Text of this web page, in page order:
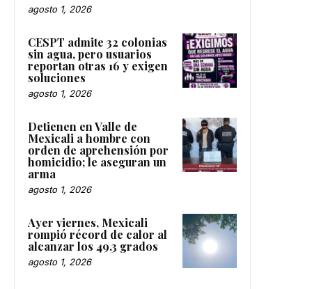
agosto 1, 2026
CESPT admite 32 colonias
sin agua, pero usuarios
reportan otras 16 y exigen
soluciones
agosto 1, 2026
Detienen en Valle de
Mexicali a hombre con
orden de aprehensión por
homicidio; le aseguran un
arma
agosto 1, 2026
Ayer viernes, Mexicali
rompió récord de calor al
alcanzar los 49.3 grados
agosto 1, 2026